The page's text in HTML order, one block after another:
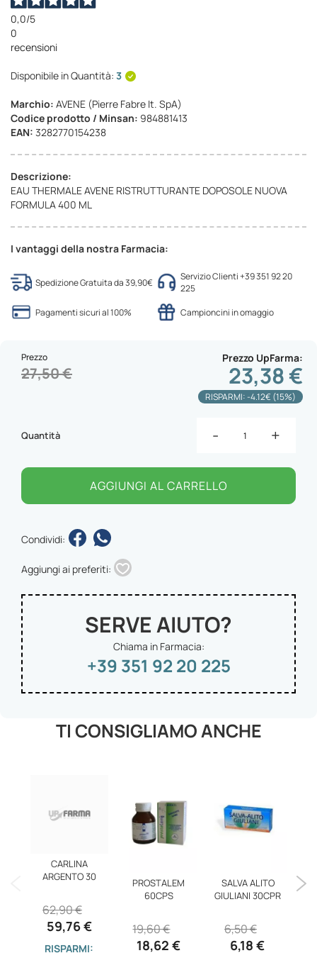
0,0/5
0
recensioni
Disponibile in Quantità: 3
Marchio: AVENE (Pierre Fabre It. SpA)
Codice prodotto / Minsan: 984881413
EAN: 3282770154238
Descrizione:
EAU THERMALE AVENE RISTRUTTURANTE DOPOSOLE NUOVA
FORMULA 400 ML
I vantaggi della nostra Farmacia:
Spedizione Gratuita da 39,90€
Servizio Clienti +39 351 92 20
225
Pagamenti sicuri al 100%
Campioncini in omaggio
Prezzo UpFarma
23,38 €
Prezzo
27,50 €
RISPARMI: -4.12€ (15%)
Quantità - +
AGGIUNGI AL CARRELLO
Condividi:
Aggiungi ai preferiti:
SERVE AIUTO?
Chiama in Farmacia:
+39 351 92 20 225
TI CONSIGLIAMO ANCHE
CARLINA
ARGENTO 30
59,76 €
62,90 €
RISPARMI:
PROSTALEM
60CPS
18,62 €
19,60 €
SALVA ALITO
GIULIANI 30CPR
6,18 €
6,50 €